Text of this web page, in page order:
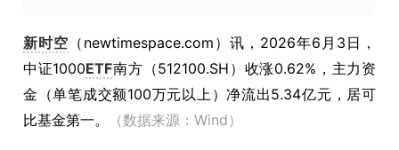
新时空 （ newtimespace.com ）讯， 2026年6月3日，
中证1000ETF南方（512100.SH）收涨0.62%，主力资
金（单笔成交额100万元以上）净流出5.34亿元，居可
比基金第一。
（数据来源：Wind）